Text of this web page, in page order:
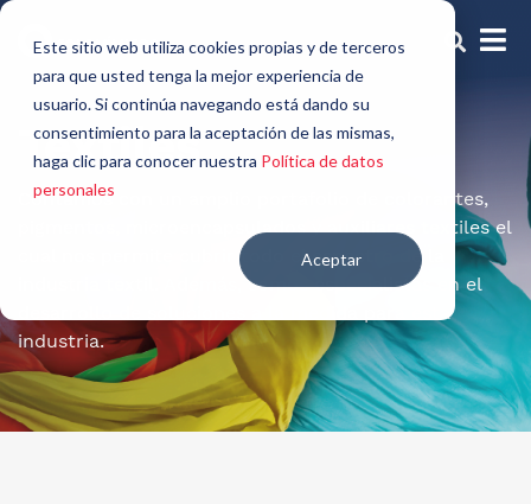
Este sitio web utiliza cookies propias y de terceros
para que usted tenga la mejor experiencia de
usuario. Si continúa navegando está dando su
consentimiento para la aceptación de las mismas,
haga clic para conocer nuestra Política de datos
personales
Aceptar
Textiles
Contamos con un amplio portafolio de colorantes,
pigmentos, microencapsulados y auxiliares textiles el
cual nos permite cubrir todo el espectro de la
industria textil. Además, somos especialistas en el
desarrollo de soluciones a la medida para esta
industria.